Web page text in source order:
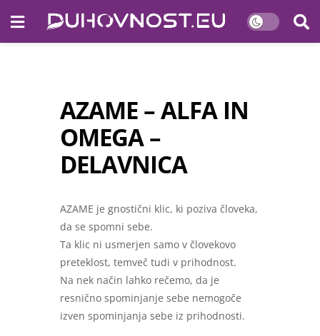
AZAME – ALFA IN
OMEGA –
DELAVNICA
AZAME je gnostični klic, ki poziva človeka,
da se spomni sebe.
Ta klic ni usmerjen samo v človekovo
preteklost, temveč tudi v prihodnost.
Na nek način lahko rečemo, da je
resnično spominjanje sebe nemogoče
izven spominjanja sebe iz prihodnosti.